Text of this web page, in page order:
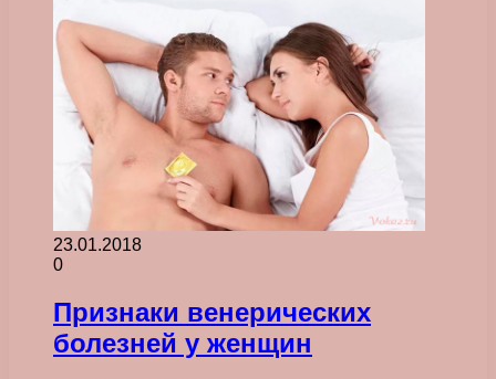
23.01.2018
0
Признаки венерических
болезней у женщин